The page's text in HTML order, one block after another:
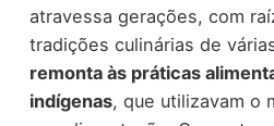
atravessa gerações, com
tradições culinárias de
remonta às práticas
indígenas, que utilizavam o